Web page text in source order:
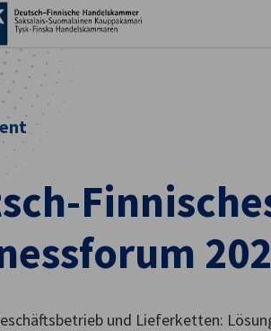
German
und Lieferketten: